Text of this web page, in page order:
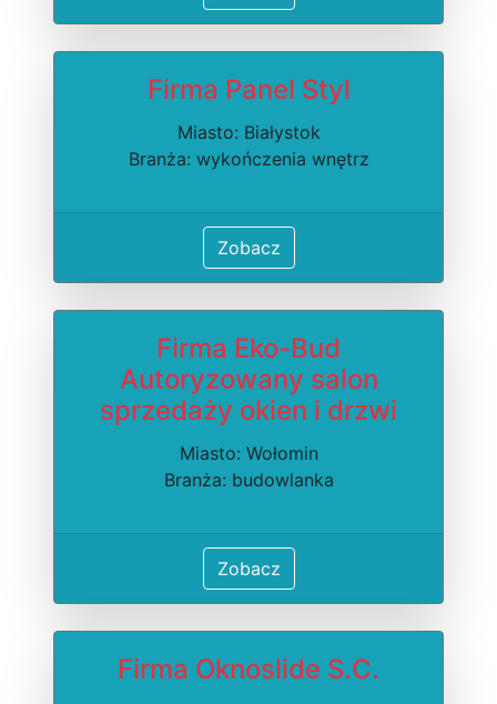
Firma Panel Styl
Miasto: Białystok
Branża: wykończenia wnętrz
Zobacz
Firma Eko-Bud
Autoryzowany salon
sprzedaży okien i drzwi
Miasto: Wołomin
Branża: budowlanka
Zobacz
Firma Oknoslide S.C.